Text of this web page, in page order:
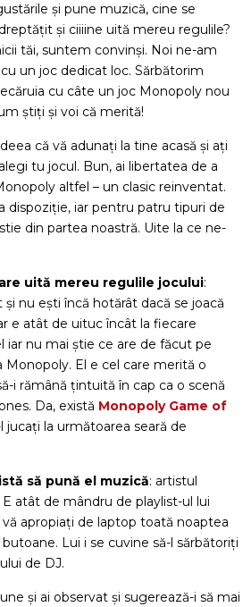
și pune muzică, cine se
și ciiiine uită mereu regulile?
tăi, suntem convinși. Noi ne-am
un joc dedicat loc. Sărbătorim
cu câte un joc Monopoly nou
știți și voi că merită!
că vă adunați la tine acasă și ați
tu jocul. Bun, ai libertatea de a
altfel – un clasic reinventat.
dispoziție, iar pentru patru tipuri de
din partea noastră. Uite la ce ne-
uită mereu regulile jocului:
nu ești încă hotărât dacă se joacă
e atât de uituc încât la fiecare
iar nu mai știe ce are de făcut pe
Monopoly. El e cel care merită o
i rămână țintuită în cap ca o scenă
Da, există Monopoly Game of
jucați la următoarea seară de
să pună el muzică: artistul
atât de mândru de playlist-ul lui
vă apropiați de laptop toată noaptea
Lui i se cuvine să-l sărbătoriți
de DJ.
și ai observat și sugerează-i să mai